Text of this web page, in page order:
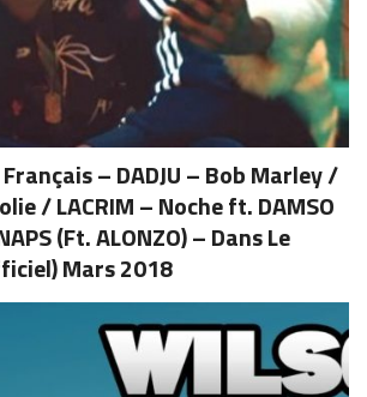
– DADJU – Bob Marley /
/ LACRIM – Noche ft. DAMSO
(Ft. ALONZO) – Dans Le
Mars 2018